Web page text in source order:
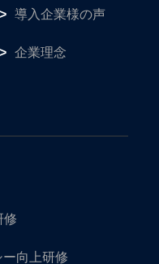
導入企業様の声
企業理念
修
ー向上研修